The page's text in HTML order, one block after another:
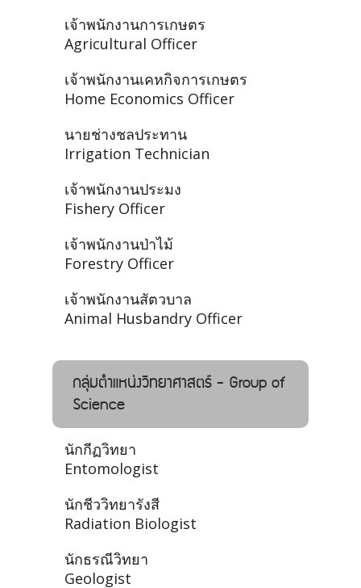
เจ้าพนักงานการเกษตร
Agricultural Officer
เจ้าพนักงานเคหกิจการเกษตร
Home Economics Officer
นายช่างชลประทาน
Irrigation Technician
เจ้าพนักงานประมง
Fishery Officer
เจ้าพนักงานป่าไม้
Forestry Officer
เจ้าพนักงานสัตวบาล
Animal Husbandry Officer
กลุ่มตำแหน่งวิทยาศาสตร์ - Group of
Science
นักกีฏวิทยา
Entomologist
นักชีววิทยารังสี
Radiation Biologist
นักธรณีวิทยา
Geologist